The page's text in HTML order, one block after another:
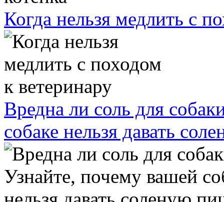
Когда нельзя медлить с
Вредна ли соль для
собаке нельзя давать